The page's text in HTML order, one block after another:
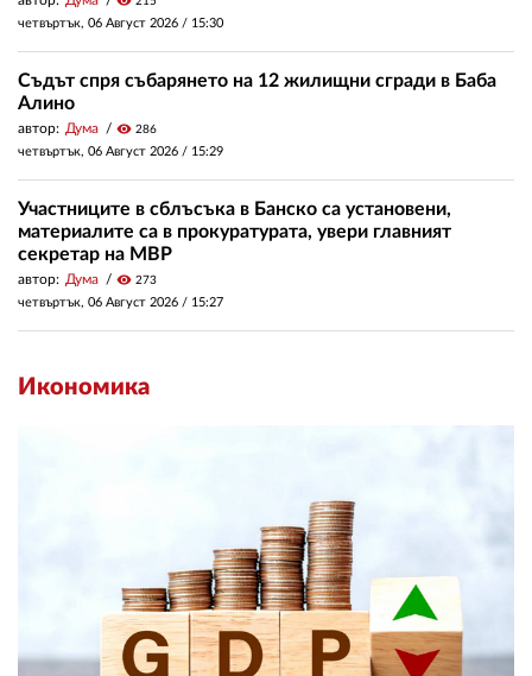
четвъртък, 06 Август 2026 / 15:30
Съдът спря събарянето на 12 жилищни сгради в Баба
Алино
автор: Дума visibility 286
четвъртък, 06 Август 2026 / 15:29
Участниците в сблъсъка в Банско са установени,
материалите са в прокуратурата, увери главният
секретар на МВР
автор: Дума visibility 273
четвъртък, 06 Август 2026 / 15:27
Икономика